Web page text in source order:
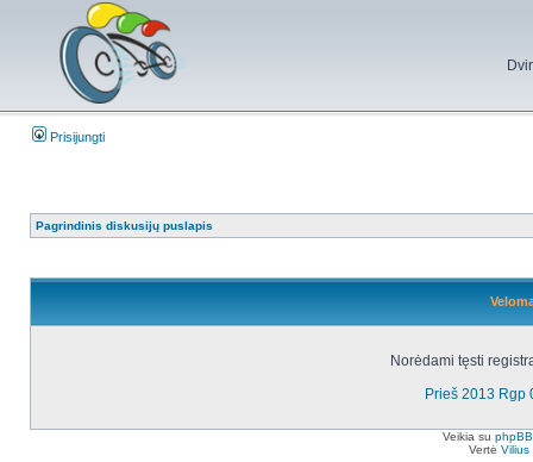
Prisijungti
Pagrindinis diskusijų puslapis
Norėdami tęsti
Prieš 2013 Rgp
Veikia su phpBB
Vertė Vilius